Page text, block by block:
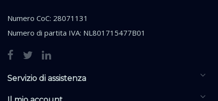
Numero CoC: 28071131
Numero di partita IVA: NL801715477B01
Servizio di assistenza